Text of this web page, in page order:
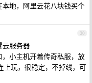
地，阿里云花八块钱买个
30
云服务器
小主机开着传奇私服，放
上玩，很稳定，不掉线，可